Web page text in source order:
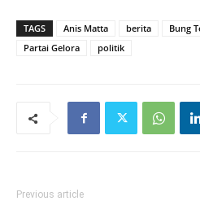
TAGS Anis Matta berita Bung
Partai Gelora
politik
Previous article